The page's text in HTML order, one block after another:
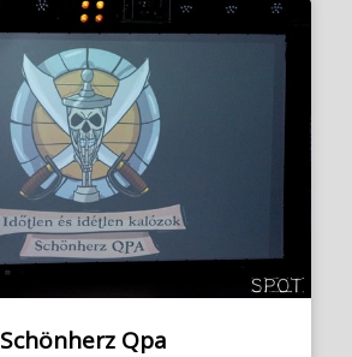
Schönherz Qpa